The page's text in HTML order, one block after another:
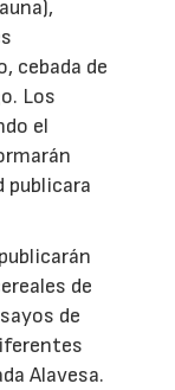
cebada de
Los
el
publicara
de
de
Alavesa.